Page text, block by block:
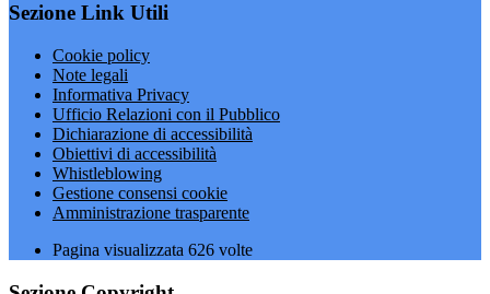
Sezione Link Utili
Cookie policy
Note legali
Informativa Privacy
Ufficio Relazioni con il Pubblico
Dichiarazione di accessibilità
Obiettivi di accessibilità
Whistleblowing
Gestione consensi cookie
Amministrazione trasparente
Pagina visualizzata 626 volte